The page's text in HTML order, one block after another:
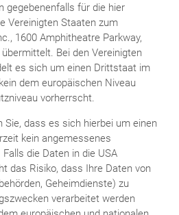
gegebenenfalls für die hier
Vereinigten Staaten zum
1600 Amphitheatre Parkway,
Bei den Vereinigten
es sich um einen Drittstaat im
dem europäischen Niveau
vorherrscht.
Sie, dass es sich hierbei um einen
kein angemessenes
die Daten in die USA
das Risiko, dass Ihre Daten von
Geheimdienste) zu
verarbeitet werden